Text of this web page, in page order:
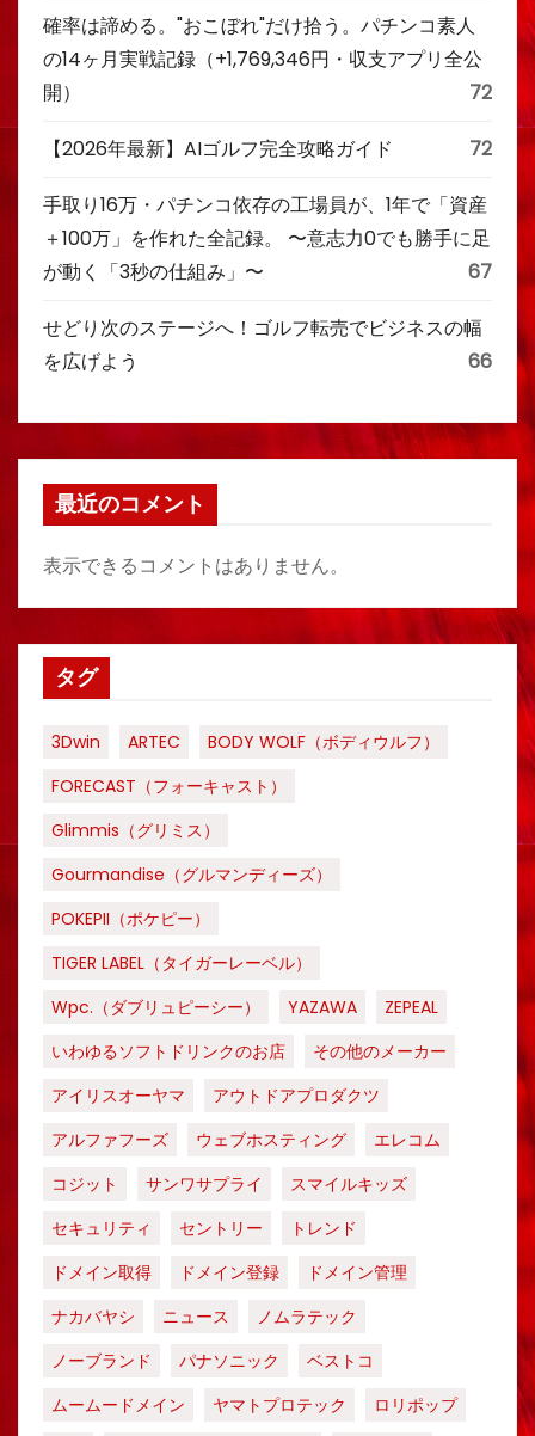
確率は諦める。"おこぼれ"だけ拾う。パチンコ素人
の14ヶ月実戦記録（+1,769,346円・収支アプリ全公
開）
72
【2026年最新】AIゴルフ完全攻略ガイド 72
手取り16万・パチンコ依存の工場員が、1年で「資産
＋100万」を作れた全記録。 〜意志力0でも勝手に足
が動く「3秒の仕組み」〜
67
せどり次のステージへ！ゴルフ転売でビジネスの幅
を広げよう
66
最近のコメント
表示できるコメントはありません。
タグ
3Dwin ARTEC
BODY WOLF（ボディウルフ）
FORECAST（フォーキャスト）
Glimmis（グリミス）
Gourmandise（グルマンディーズ）
POKEPII（ポケピー）
TIGER LABEL（タイガーレーベル）
Wpc.（ダブリュピーシー）
YAZAWA
ZEPEAL
いわゆるソフトドリンクのお店
その他のメーカー
アイリスオーヤマ
アウトドアプロダクツ
アルファフーズ
ウェブホスティング
エレコム
コジット
サンワサプライ
スマイルキッズ
セキュリティ
セントリー
トレンド
ドメイン取得
ドメイン登録
ドメイン管理
ナカバヤシ
ニュース
ノムラテック
ノーブランド
パナソニック
ベストコ
ムームードメイン
ヤマトプロテック
ロリポップ